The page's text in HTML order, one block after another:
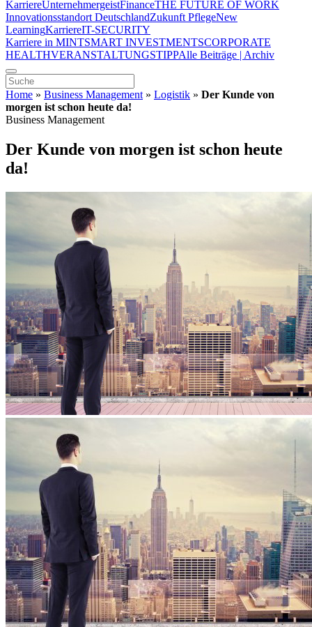
KarriereUnternehmergeistFinanceTHE FUTURE OF WORK
Innovationsstandort DeutschlandZukunft PflegeNew
LearningKarriereIT-SECURITY
Karriere in MINTSMART INVESTMENTSCORPORATE
HEALTHVERANSTALTUNGSTIPPAlle Beiträge | Archiv
Home » Business Management » Logistik » Der Kunde von
morgen ist schon heute da!
Business Management
Der Kunde von morgen ist schon heute
da!